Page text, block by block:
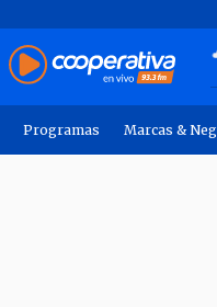
Programas Marcas &